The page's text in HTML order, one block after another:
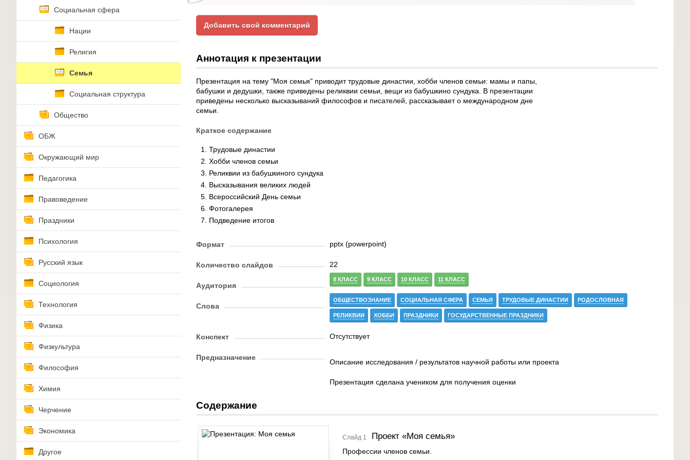
Социальная сфера
Нации
Религия
Семья
Социальная структура
Общество
ОБЖ
Окружающий мир
Педагогика
Правоведение
Праздники
Психология
Русский язык
Социология
Технология
Физика
Физкультура
Философия
Химия
Черчение
Экономика
Другое
Добавить свой комментарий
Аннотация к презентации
Презентация на тему "Моя семья" приводит трудовые династии, хобби членов семьи: мамы и папы,
бабушки и дедушки, также приведены реликвии семьи, вещи из бабушкино сундука. В презентации
приведены несколько высказываний философов и писателей, рассказывает о международном дне
семьи.
Краткое содержание
Трудовые династии
Хобби членов семьи
Реликвии из бабушкиного сундука
Высказывания великих людей
Всероссийский День семьи
Фотогалерея
Подведение итогов
Формат pptx (powerpoint)
Количество слайдов 22
Аудитория
8 КЛАСС 9 КЛАСС 10 КЛАСС 11 КЛАСС
Слова
ОБЩЕСТВОЗНАНИЕ СОЦИАЛЬНАЯ СФЕРА СЕМЬЯ ТРУДОВЫЕ ДИНАСТИИ РОДОСЛОВНАЯ
РЕЛИКВИИ ХОББИ ПРАЗДНИКИ ГОСУДАРСТВЕННЫЕ ПРАЗДНИКИ
Конспект Отсутствует
Предназначение
Описание исследования / результатов научной работы или проекта
Презентация сделана учеником для получения оценки
Содержание
Слайд 1 Проект «Моя семья»
Профессии членов семьи.